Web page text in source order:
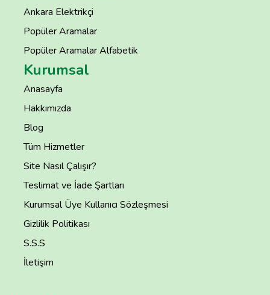
Ankara Elektrikçi
Popüler Aramalar
Popüler Aramalar Alfabetik
Kurumsal
Anasayfa
Hakkımızda
Blog
Tüm Hizmetler
Site Nasıl Çalışır?
Teslimat ve İade Şartları
Kurumsal Üye Kullanıcı Sözleşmesi
Gizlilik Politikası
S.S.S
İletişim